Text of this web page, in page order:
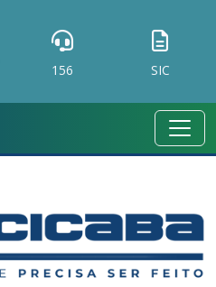
156 SIC